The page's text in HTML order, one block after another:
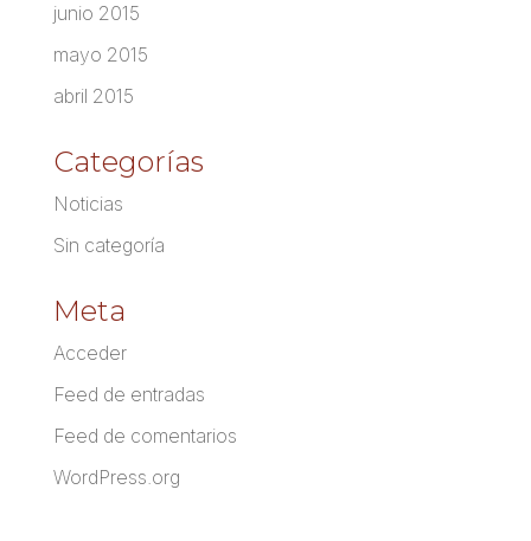
junio 2015
mayo 2015
abril 2015
Categorías
Noticias
Sin categoría
Meta
Acceder
Feed de entradas
Feed de comentarios
WordPress.org